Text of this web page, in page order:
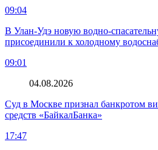
09:04
В Улан-Удэ новую
присоединили к холодному
09:01
04.08.2026
Суд в Москве признал банкротом
средств «БайкалБанка»
17:47